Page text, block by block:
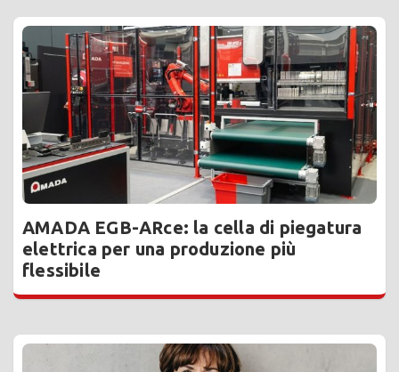
AMADA EGB-ARce: la cella di piegatura
elettrica per una produzione più
flessibile